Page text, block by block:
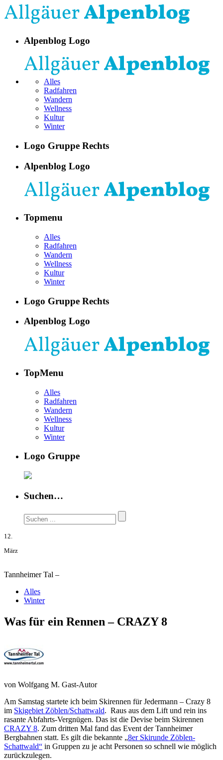
Alpenblog Logo
Alles
Radfahren
Wandern
Wellness
Kultur
Winter
Logo Gruppe Rechts
Alpenblog Logo
Topmenu
Alles
Radfahren
Wandern
Wellness
Kultur
Winter
Logo Gruppe Rechts
Alpenblog Logo
TopMenu
Alles
Radfahren
Wandern
Wellness
Kultur
Winter
Logo Gruppe
Suchen…
12.
März
Tannheimer Tal –
Alles
Winter
Was für ein Rennen – CRAZY 8
von Wolfgang M. Gast-Autor
Am Samstag startete ich beim Skirennen für Jedermann – Crazy 8
im Skigebiet Zöblen/Schattwald. Raus aus dem Lift und rein ins
rasante Abfahrts-Vergnügen. Das ist die Devise beim Skirennen
CRAZY 8. Zum dritten Mal fand das Event der Tannheimer
Bergbahnen statt. Es gilt die bekannte „8er Skirunde Zöblen-
Schattwald“ in Gruppen zu je acht Personen so schnell wie möglich
zurückzulegen.